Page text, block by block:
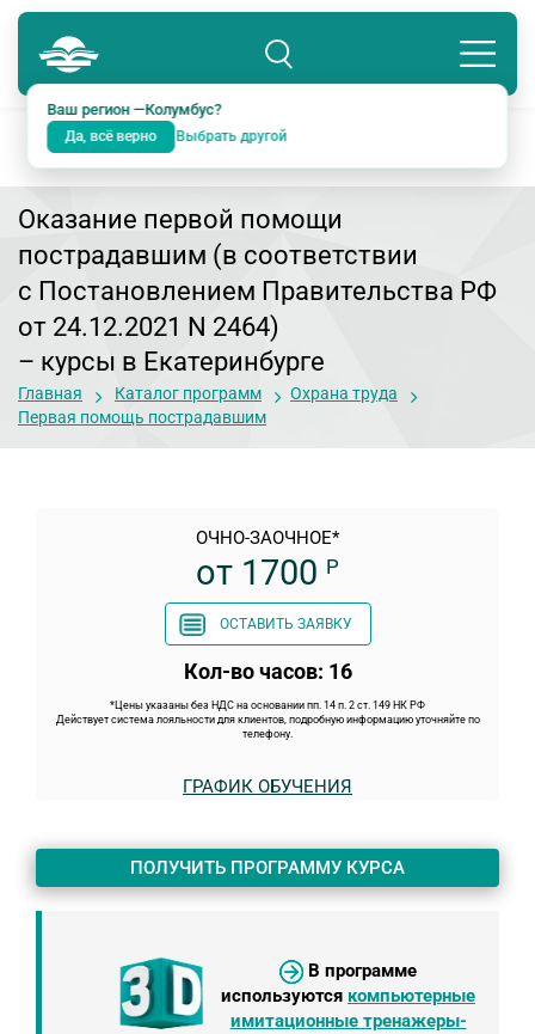
Колумбус
Подразделение: Екатеринбург
Ваш регион —Колумбус?
Да, всё верно Выбрать другой
8 800 234-18-38
Оказание первой помощи
пострадавшим (в соответствии
с Постановлением Правительства РФ
от 24.12.2021 N 2464)
– курсы в Екатеринбурге
Главная Каталог программ
Охрана труда
Первая помощь пострадавшим
ОЧНО-ЗАОЧНОЕ*
от 1700 Р
ОСТАВИТЬ ЗАЯВКУ
Кол-во часов: 16
*Цены указаны без НДС на основании пп. 14 п. 2 ст. 149 НК РФ
Действует система лояльности для клиентов, подробную информацию уточняйте по
телефону.
ГРАФИК ОБУЧЕНИЯ
ПОЛУЧИТЬ ПРОГРАММУ КУРСА
В программе
используются компьютерные
имитационные тренажеры-